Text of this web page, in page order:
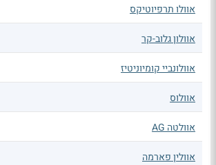
אוולו תרפיוטיקס
אוולון גלוב-קר
אוולונביי קומיוניטיז
אוולוס
אוולטה AG
אוולין פארמה